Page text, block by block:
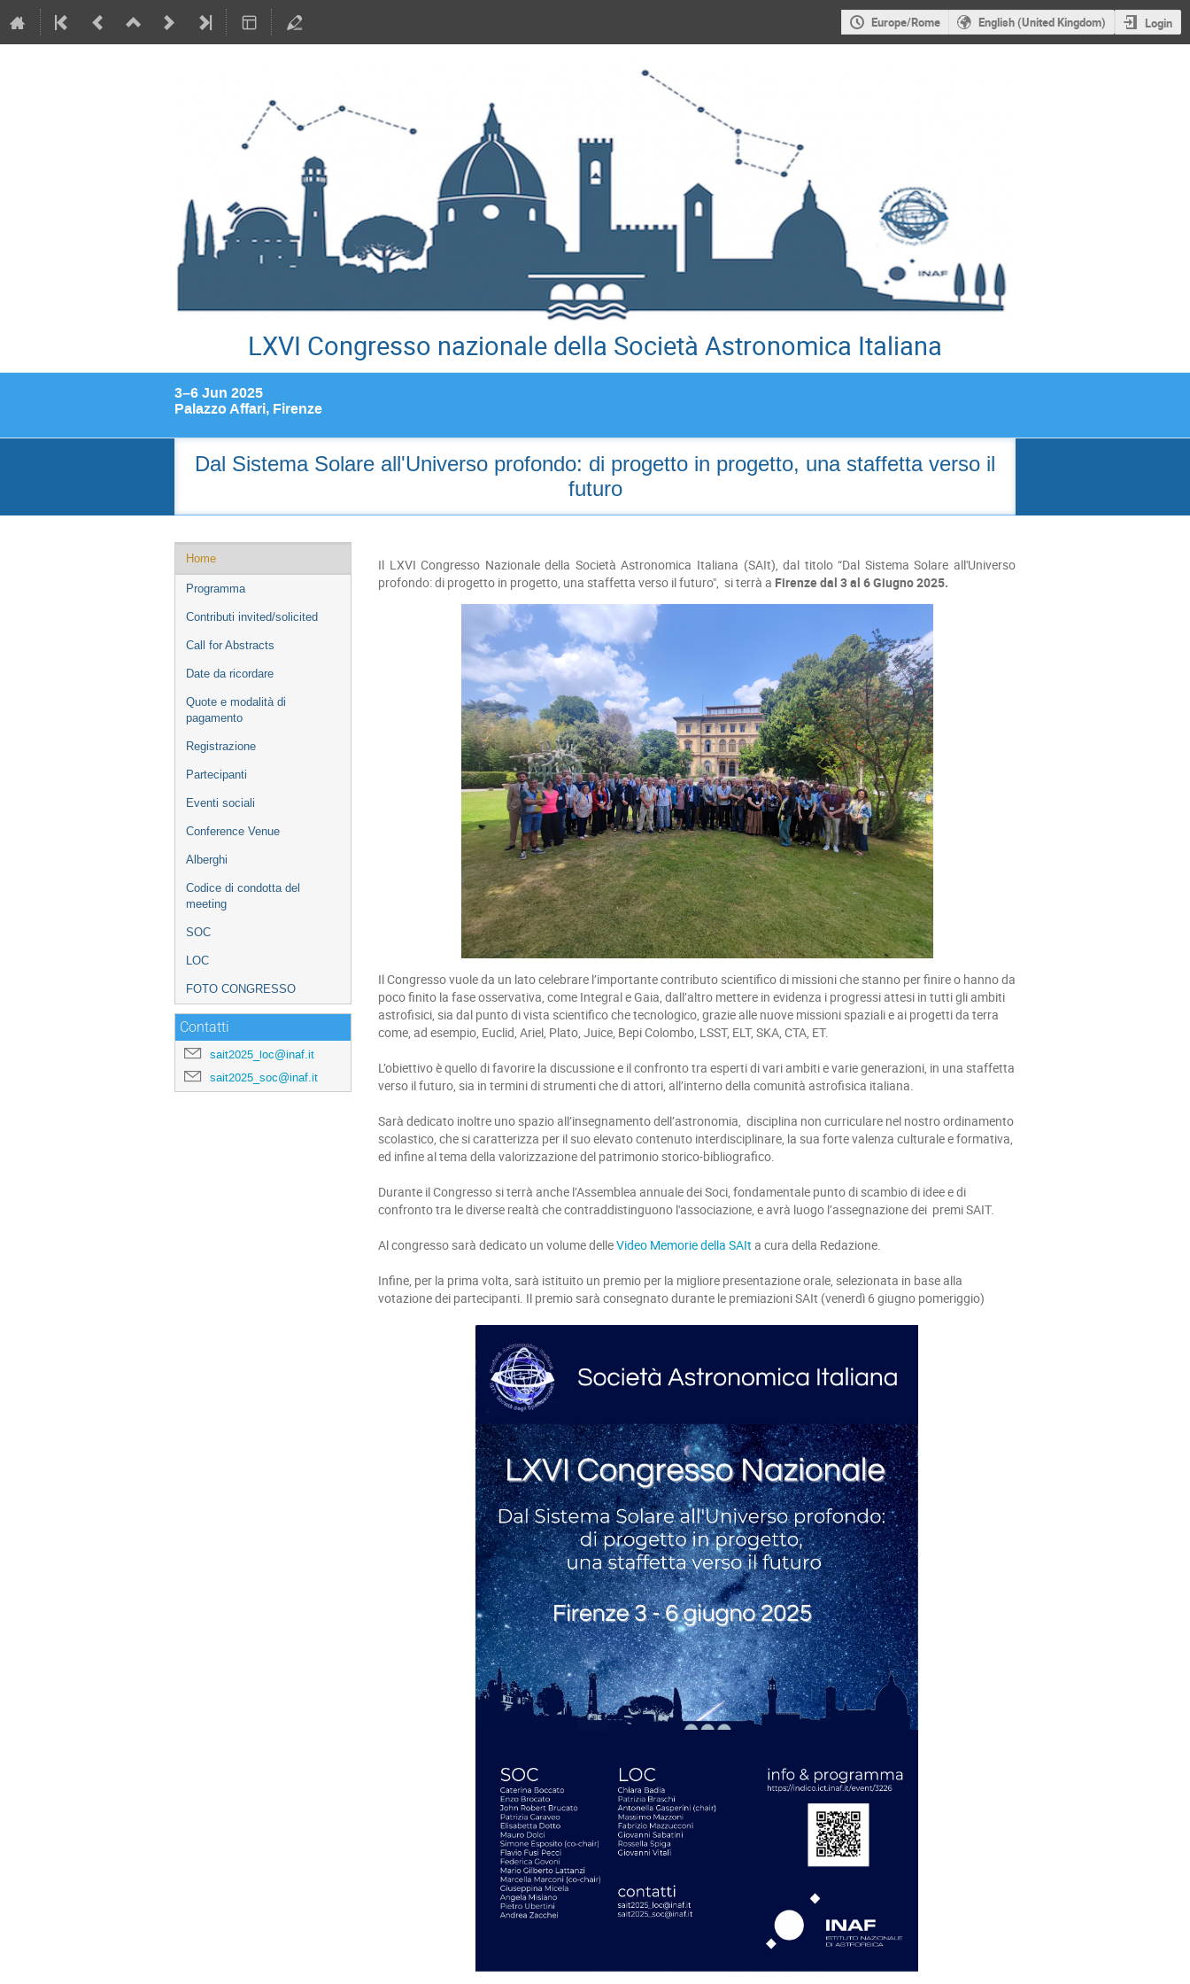
Europe/Rome English (United Kingdom) Login
LXVI Congresso nazionale della Società Astronomica Italiana
3–6 Jun 2025
Palazzo Affari, Firenze
Dal Sistema Solare all'Universo profondo: di progetto in progetto, una staffetta verso il
futuro
Event
menu
Home
Programma
Contributi invited/solicited
Call for Abstracts
Date da ricordare
Quote e modalità di
pagamento
Registrazione
Partecipanti
Eventi sociali
Conference Venue
Alberghi
Codice di condotta del
meeting
SOC
LOC
FOTO CONGRESSO
Contatti
sait2025_loc@inaf.it
sait2025_soc@inaf.it
Il LXVI Congresso Nazionale della Società Astronomica Italiana (SAIt), dal titolo “Dal Sistema Solare all'Universo
profondo: di progetto in progetto, una staffetta verso il futuro", si terrà a Firenze dal 3 al 6 Giugno 2025.
Il Congresso vuole da un lato celebrare l’importante contributo scientifico di missioni che stanno per finire o hanno da
poco finito la fase osservativa, come Integral e Gaia, dall’altro mettere in evidenza i progressi attesi in tutti gli ambiti
astrofisici, sia dal punto di vista scientifico che tecnologico, grazie alle nuove missioni spaziali e ai progetti da terra
come, ad esempio, Euclid, Ariel, Plato, Juice, Bepi Colombo, LSST, ELT, SKA, CTA, ET.
L’obiettivo è quello di favorire la discussione e il confronto tra esperti di vari ambiti e varie generazioni, in una staffetta
verso il futuro, sia in termini di strumenti che di attori, all’interno della comunità astrofisica italiana.
Sarà dedicato inoltre uno spazio all’insegnamento dell’astronomia, disciplina non curriculare nel nostro ordinamento
scolastico, che si caratterizza per il suo elevato contenuto interdisciplinare, la sua forte valenza culturale e formativa,
ed infine al tema della valorizzazione del patrimonio storico-bibliografico.
Durante il Congresso si terrà anche l’Assemblea annuale dei Soci, fondamentale punto di scambio di idee e di
confronto tra le diverse realtà che contraddistinguono l'associazione, e avrà luogo l’assegnazione dei premi SAIT.
Al congresso sarà dedicato un volume delleVideo Memorie della SAIt a cura della Redazione.
Infine, per la prima volta, sarà istituito un premio per la migliore presentazione orale, selezionata in base alla
votazione dei partecipanti. Il premio sarà consegnato durante le premiazioni SAIt (venerdì 6 giugno pomeriggio)